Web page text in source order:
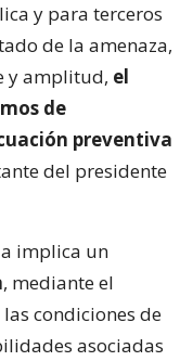
y para terceros
de la amenaza,
y amplitud, el
de
preventiva
del presidente
implica un
, mediante el
condiciones de
asociadas